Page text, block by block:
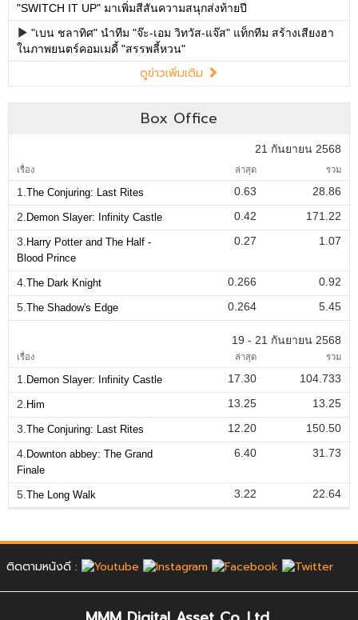
"SWITCH IT UP" มาเพิ่มสีสันความสนุกส่งท้ายปี
"เบน ชลาทิศ" นำทีม "จ๊ะ-เอม วิทวัส-แจ๊ส" แท็กทีม สร้างเสียงฮา
ในภาพยนตร์คอมเมดี้ "สรรพลี้หวน"
ดูข่าวเพิ่มเติม
Box Office
21 กันยายน 2568
เรื่อง ล่าสุด รวม
1. The Conjuring: Last Rites 0.63
28.86
2. Demon Slayer: Infinity Castle 0.42
171.22
3. Harry Potter and The Half -
Blood Prince
0.27 1.07
4. The Dark Knight 0.266
0.92
5. The Shadow's Edge 0.264 5.45
19 - 21 กันยายน 2568
เรื่อง ล่าสุด รวม
1. Demon Slayer: Infinity Castle 17.30
104.733
2. Him 13.25
13.25
3. The Conjuring: Last Rites 12.20
150.50
4. Downton abbey: The Grand
Finale
6.40 31.73
5. The Long Walk 3.22 22.64
ติดตามหนังดี :